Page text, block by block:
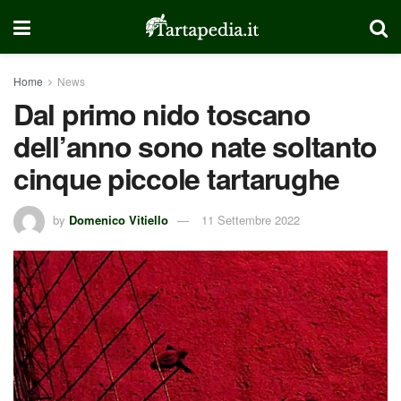
Home News
Dal primo nido toscano
dell’anno sono nate soltanto
cinque piccole tartarughe
by Domenico Vitiello 11 Settembre 2022